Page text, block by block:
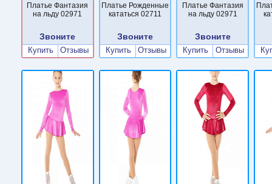
Платье Фантазия
на льду 02971
Звоните
Купить Отзывы
Платье Рожденные
кататься 02711
Звоните
Купить Отзывы
Платье Фантазия
на льду 02971
Звоните
Купить Отзывы